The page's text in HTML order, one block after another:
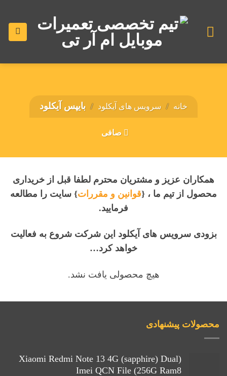
محتوا
خانه / سرویس های آیکلود / بایپس آیکلود
صافی
همکاران عزیز و مشتریان محترم لطفا قبل از خریداری
محصول از تیم ما ، {قوانین و مقررات} سایت را مطالعه
فرمایید.
بزودی سرویس های آیکلود این شرکت شروع به فعالیت
خواهد کرد…
هیچ محصولی یافت نشد.
محصولات پیشنهادی
(Xiaomi Redmi Note 13 4G (sapphire) Dual
Imei QCN File (256G Ram8